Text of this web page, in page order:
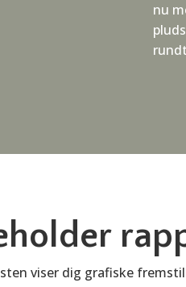
nu
viser dig grafiske